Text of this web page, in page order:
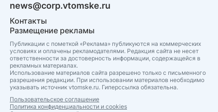
news@corp.vtomske.ru
Контакты
Размещение рекламы
Публикации с пометкой «Реклама» публикуются на коммерческих
условиях и оплачены рекламодателями. Редакция сайта не несет
ответственности за достоверность информации, содержащейся в
рекламных материалах.
Использование материалов сайта разрешено только с письменного
разрешения редакции. При использовании материалов необходимо
указывать источник vtomske.ru. Гиперссылка обязательна.
Пользовательское соглашение
Политика конфиденциальности и cookies